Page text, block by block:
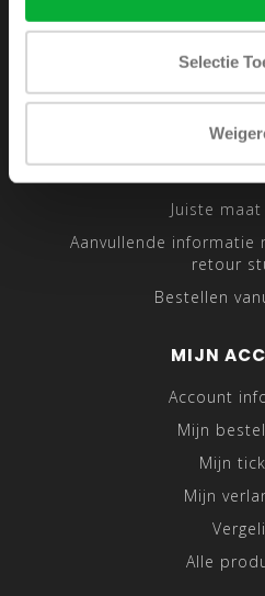
Selectie
Traveling
Juiste
Aanvullende informatie
retour
Bestellen
MIJN
Account
Mijn
Mijn
Mijn
Alle